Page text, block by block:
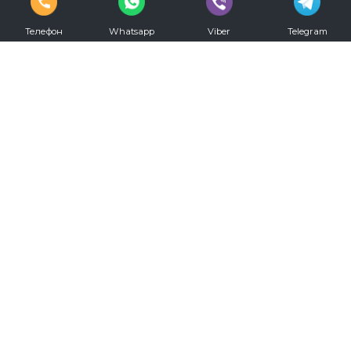
vkontakte
Телефон Whatsapp Viber Telegram